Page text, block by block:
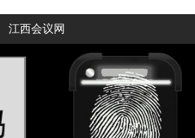
江西会议网